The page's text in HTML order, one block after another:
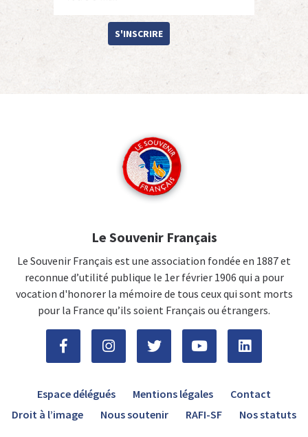
S'INSCRIRE
Le Souvenir Français
Le Souvenir Français est une association fondée en 1887 et
reconnue d’utilité publique le 1er février 1906 qui a pour
vocation d'honorer la mémoire de tous ceux qui sont morts
pour la France qu’ils soient Français ou étrangers.
Espace délégués Mentions légales
Contact
Droit à l’image
Nous soutenir RAFI-SF Nos statuts